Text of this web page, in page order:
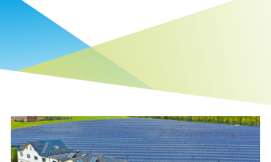
Umweltforschung
Gewässerschutz
Hydrologie, Hydraulik, Hochwasserschutz,
Siedlungswasserwirtschaft
Biologische Kartierungen und Fachgutachten
Ökologische-/Umweltbaubegleitung
Naturbasierte Lösungen und Ökosystemleistungen
Boden-, Auen- und Moorschutz